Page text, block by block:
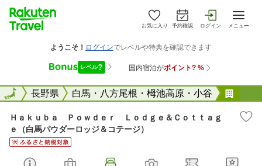
お気に入り 予約確認 ログイン メニュー
全国長野県 白馬・八方尾根・栂池高原・小谷
全国
Ｈａｋｕｂａ Ｐｏｗｄｅｒ Ｌｏｄｇｅ＆Ｃｏｔｔａｇ
ｅ（白馬パウダーロッジ＆コテージ）